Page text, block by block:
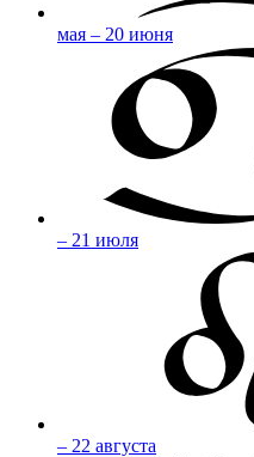
мая – 20 июня
– 21 июля
– 22 августа